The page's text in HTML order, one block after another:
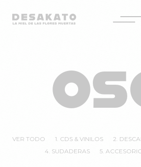
Desakato
VER TODO 1. CDS & VINILOS 2.
4. SUDADERAS
5.